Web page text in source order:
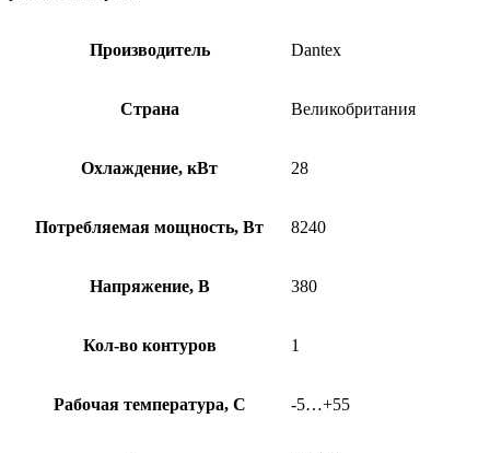
Производитель Dantex
Страна Великобритания
Охлаждение, кВт 28
Потребляемая мощность, Вт 8240
Напряжение, В 380
Кол-во контуров 1
Рабочая температура, С -5…+55